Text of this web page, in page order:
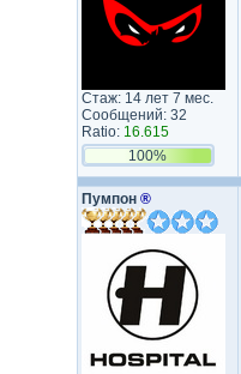
Стаж: 14 лет 7 мес.
Сообщений: 32
Ratio: 16.615
100%
Пумпон ®